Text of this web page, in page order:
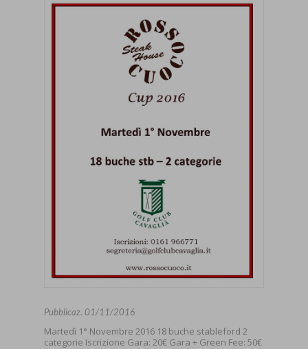
Pubblicaz. 01/11/2016
Martedì 1° Novembre 2016 18 buche stableford 2
categorie Iscrizione Gara: 20€ Gara + Green Fee: 50€